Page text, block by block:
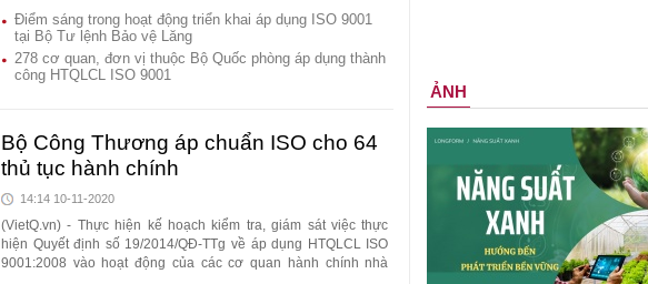
Điểm sáng trong hoạt động triển khai áp dụng ISO 9001
tại Bộ Tư lệnh Bảo vệ Lăng
278 cơ quan, đơn vị thuộc Bộ Quốc phòng áp dụng thành
công HTQLCL ISO 9001
Bộ Công Thương áp chuẩn ISO cho 64
thủ tục hành chính
14:14 10-11-2020
(VietQ.vn) - Thực hiện kế hoạch kiểm tra, giám sát việc thực
hiện Quyết định số 19/2014/QĐ-TTg về áp dụng HTQLCL ISO
9001:2008 vào hoạt động của các cơ quan hành chính nhà
ẢNH